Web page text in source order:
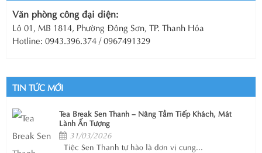
Văn phòng công đại diện:
Lô 01, MB 1814, Phường Đông Sơn, TP. Thanh Hóa
Hotline: 0943.396.374 / 0967491329
TIN TỨC MỚI
Tea Break Sen Thanh – Nâng Tầm Tiếp Khách, Mát
Lành Ấn Tượng
31/03/2026
Tiệc Sen Thanh tự hào là đơn vị cung...